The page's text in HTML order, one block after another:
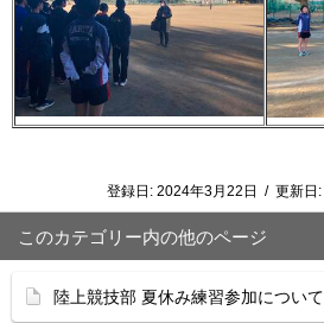
登録日: 2024年3月22日 / 更新日:
このカテゴリー内の他のページ
陸上競技部 夏休み練習参加について